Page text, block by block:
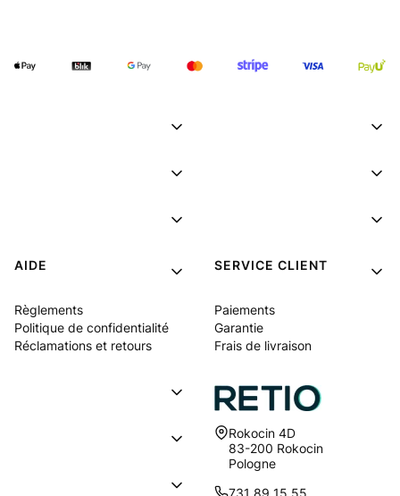
AIDE
Règlements
Politique de confidentialité
Réclamations et retours
SERVICE CLIENT
Paiements
Garantie
Frais de livraison
Adresse:
Rokocin 4D
83-200 Rokocin
Pologne
731 89 15 55